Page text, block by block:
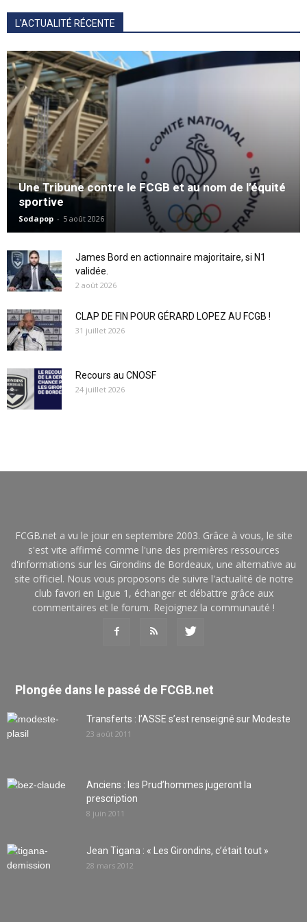
L'ACTUALITÉ RÉCENTE
Une Tribune contre le FCGB et au nom de l’équité
sportive
Sodapop - 5 août 2026
James Bord en actionnaire majoritaire, si N1
validée.
2 août 2026
CLAP DE FIN POUR GÉRARD LOPEZ AU FCGB !
31 juillet 2026
Recours au CNOSF
24 juillet 2026
FCGB.net a vu le jour en septembre 2003. Grâce à vous, le site
s'est vite affirmé comme l'une des premières ressources
d'informations sur les Girondins de Bordeaux, une alternative au
site officiel. Nous vous proposons de suivre l'actualité de notre
club favori en Ligue 1, échanger et débattre grâce aux
commentaires et le forum. Rejoignez la communauté !
Plongée dans le passé de FCGB.net
Transferts : l’ASSE s’est renseigné sur Modeste
23 août 2011
Anciens : les Prud’hommes jugeront la
prescription
8 juin 2011
Jean Tigana : « Les Girondins, c’était tout »
28 mars 2012